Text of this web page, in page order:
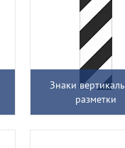
Знаки
разметки